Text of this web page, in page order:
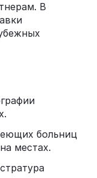
В
больниц
местах.